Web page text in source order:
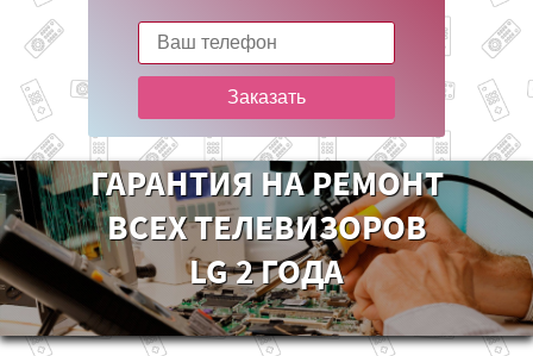
Заказать
ГАРАНТИЯ НА РЕМОНТ
ВСЕХ ТЕЛЕВИЗОРОВ
LG 2 ГОДА